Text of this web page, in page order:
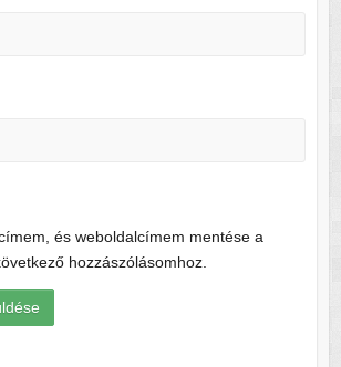
és weboldalcímem mentése a
hozzászólásomhoz.